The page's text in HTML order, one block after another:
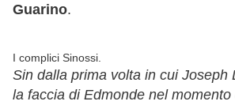
Guarino.
I complici Sinossi.
Sin dalla prima volta in cui Joseph
la faccia di Edmonde nel